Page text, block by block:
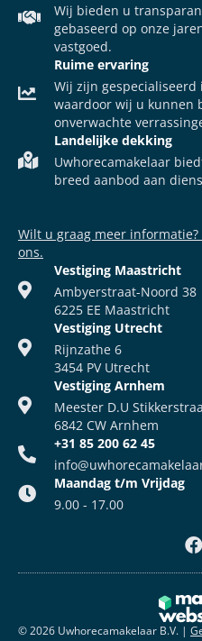
Wij bieden u
gebaseerd op onze
vastgoed.
Ruime ervaring
Wij zijn gespecialiseerd
waardoor wij u kunnen
onverwachte
Landelijke dekking
Uwhorecamakelaar
breed aanbod aan
Wilt u graag meer
ons.
Vestiging Maastricht
Ambyerstraat-Noord 38
6225 EE Maastricht
Vestiging Utrecht
Rijnzathe 6
3454 PV Utrecht
Vestiging Arnhem
Meester D.U
6842 CW Arnhem
+31 85 200 62 45
Maandag t/m Vrijdag
9.00 - 17.00
© 2026 Uwhorecamakelaar B.V. |